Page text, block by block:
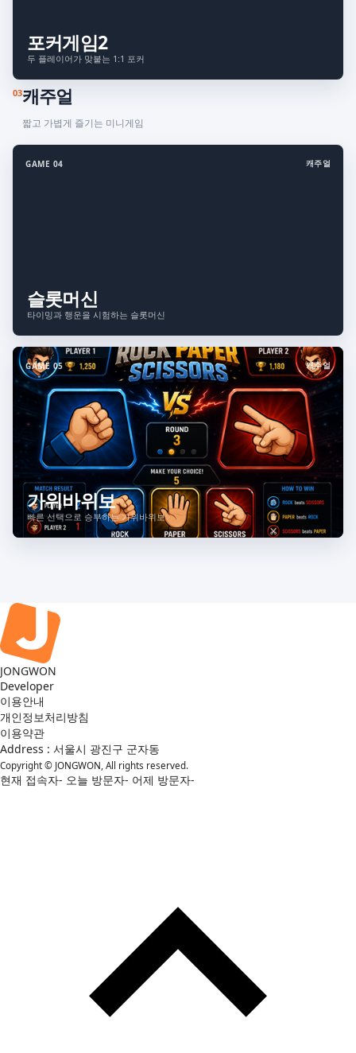
포커게임2
두 플레이어가 맞붙는 1:1 포커
03캐주얼
짧고 가볍게 즐기는 미니게임
GAME 04 캐주얼
슬롯머신
타이밍과 행운을 시험하는 슬롯머신
GAME 05 캐주얼
가위바위보
빠른 선택으로 승부하는 가위바위보
JONGWON
Developer
이용안내
개인정보처리방침
이용약관
Address : 서울시 광진구 군자동
Copyright © JONGWON, All rights reserved.
현재 접속자- 오늘 방문자- 어제 방문자-